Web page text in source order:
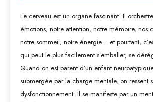
Le cerveau est un organe fascinant. Il
émotions, notre attention, notre mémoire, nos
notre sommeil, notre énergie… et pourtant,
qui peut le plus facilement s’emballer, se
Quand on est parent d’un enfant
submergée par la charge mentale, on ressent
dysfonctionnement. Il se manifeste par un